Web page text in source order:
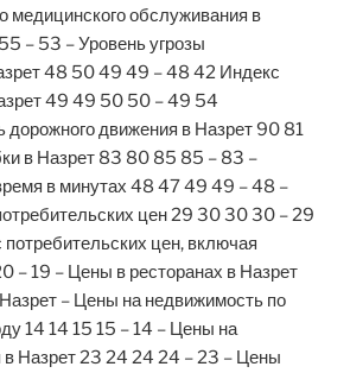
медицинского обслуживания в
– 53 – Уровень угрозы
48 50 49 49 – 48 42 Индекс
49 49 50 50 – 49 54
движения в Назрет 90 81
в Назрет 83 80 85 85 – 83 –
в минутах 48 47 49 49 – 48 –
цен 29 30 30 30 – 29
цен, включая
– 19 – Цены в ресторанах в Назрет
– Цены на недвижимость по
14 14 15 15 – 14 – Цены на
в Назрет 23 24 24 24 – 23 – Цены